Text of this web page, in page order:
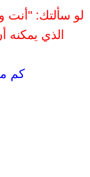
لو سألتك: "أنت
الذي
كم